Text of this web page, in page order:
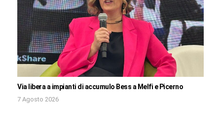
Via libera a impianti di accumulo Bess a Melfi e Picerno
7 Agosto 2026